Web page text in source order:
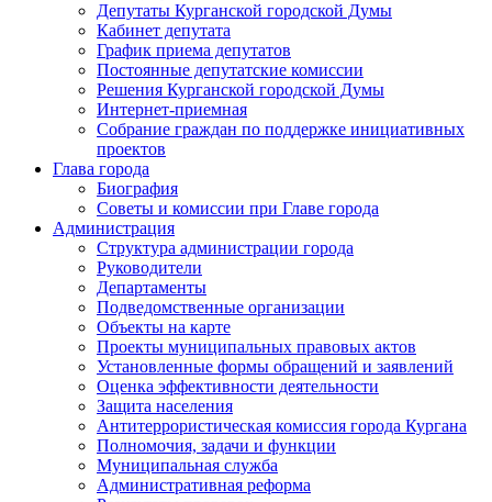
Депутаты Курганской городской Думы
Кабинет депутата
График приема депутатов
Постоянные депутатские комиссии
Решения Курганской городской Думы
Интернет-приемная
Собрание граждан по поддержке инициативных
проектов
Глава города
Биография
Советы и комиссии при Главе города
Администрация
Структура администрации города
Руководители
Департаменты
Подведомственные организации
Объекты на карте
Проекты муниципальных правовых актов
Установленные формы обращений и заявлений
Оценка эффективности деятельности
Защита населения
Антитеррористическая комиссия города Кургана
Полномочия, задачи и функции
Муниципальная служба
Административная реформа